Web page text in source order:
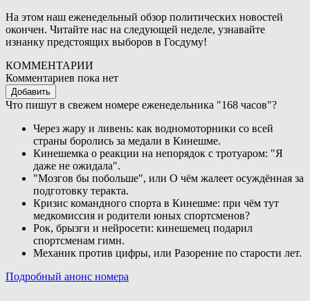
На этом наш еженедельный обзор политических новостей
окончен. Читайте нас на следующей неделе, узнавайте
изнанку предстоящих выборов в Госдуму!
КОММЕНТАРИИ
Комментариев пока нет
Добавить
Что пишут в свежем номере еженедельника "168 часов"?
Через жару и ливень: как водномоторники со всей
страны боролись за медали в Кинешме.
Кинешемка о реакции на непорядок с тротуаром: "Я
даже не ожидала".
"Мозгов бы побольше", или О чём жалеет осуждённая за
подготовку теракта.
Кризис командного спорта в Кинешме: при чём тут
медкомиссия и родители юных спортсменов?
Рок, брызги и нейросети: кинешемец подарил
спортсменам гимн.
Механик против цифры, или Разорение по старости лет.
Подробный анонс номера